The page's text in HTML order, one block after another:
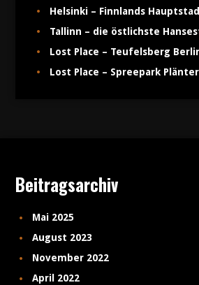
Helsinki – Finnlands
Tallinn – die östlichste
Lost Place – Teufelsberg
Lost Place – Spreepark
Beitragsarchiv
Mai 2025
August 2023
November 2022
April 2022